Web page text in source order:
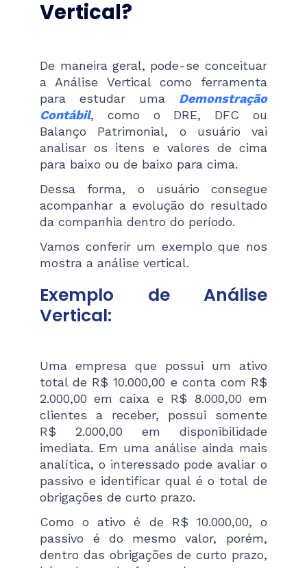
Vertical?
De maneira geral, pode-se conceituar
a Análise Vertical como ferramenta
para estudar uma Demonstração
Contábil, como o DRE, DFC ou
Balanço Patrimonial, o usuário vai
analisar os itens e valores de cima
para baixo ou de baixo para cima.
Dessa forma, o usuário consegue
acompanhar a evolução do resultado
da companhia dentro do período.
Vamos conferir um exemplo que nos
mostra a análise vertical.
Exemplo de Análise
Vertical:
Uma empresa que possui um ativo
total de R$ 10.000,00 e conta com R$
2.000,00 em caixa e R$ 8.000,00 em
clientes a receber, possui somente
R$ 2.000,00 em disponibilidade
imediata. Em uma análise ainda mais
analítica, o interessado pode avaliar o
passivo e identificar qual é o total de
obrigações de curto prazo.
Como o ativo é de R$ 10.000,00, o
passivo é do mesmo valor, porém,
dentro das obrigações de curto prazo,